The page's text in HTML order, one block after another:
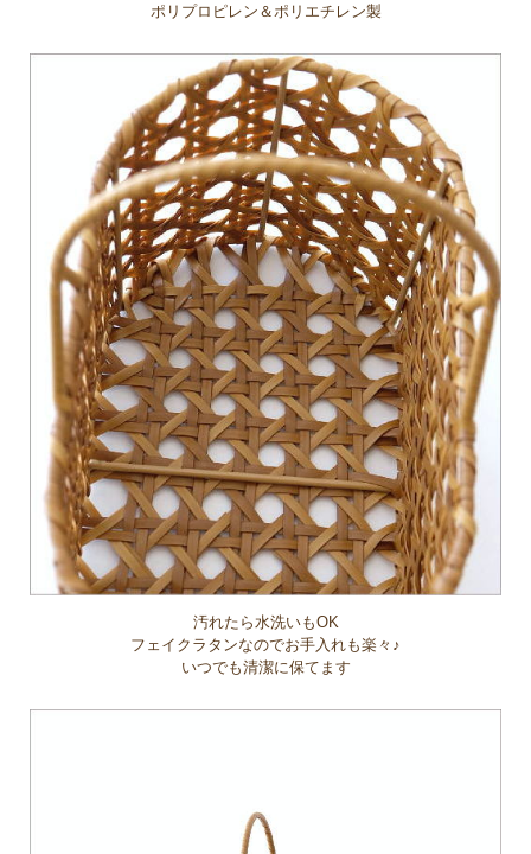
ポリプロピレン＆ポリエチレン製
汚れたら水洗いもOK
フェイクラタンなのでお手入れも楽々♪
いつでも清潔に保てます